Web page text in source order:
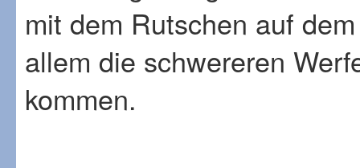
mit dem Rutschen auf
allem die schwereren
kommen.